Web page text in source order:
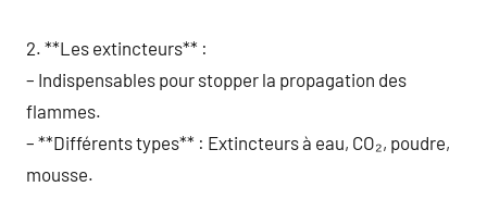
2. **Les extincteurs** :
– Indispensables pour stopper la propagation des
flammes.
– **Différents types** : Extincteurs à eau, CO₂, poudre,
mousse.